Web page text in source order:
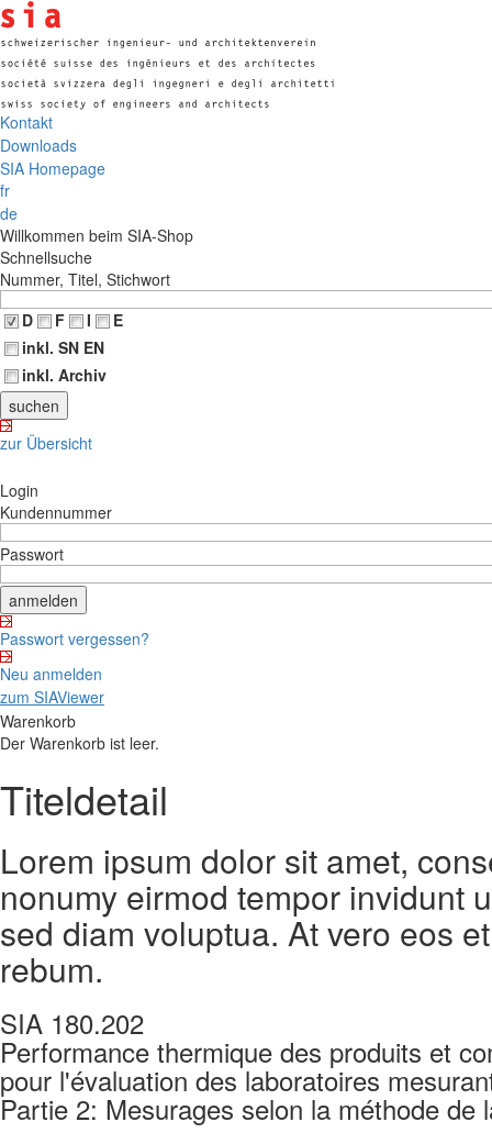
Kontakt
Downloads
SIA Homepage
fr
de
Willkommen beim SIA-Shop
Schnellsuche
Nummer, Titel, Stichwort
D
F I
E
inkl. SN EN
inkl. Archiv
zur Übersicht
Login
Kundennummer
Passwort
Passwort vergessen?
Neu anmelden
zum SIAViewer
Warenkorb
Der Warenkorb ist leer.
Titeldetail
Lorem ipsum dolor sit amet,
nonumy eirmod tempor invidunt
sed diam voluptua. At vero eos
rebum.
SIA 180.202
Performance thermique des produits et
pour l'évaluation des laboratoires
Partie 2: Mesurages selon la méthode de